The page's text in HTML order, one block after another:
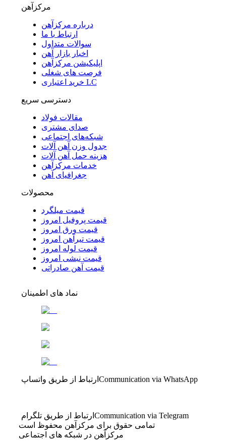
مرکزآهن
درباره مرکزآهن
ارتباط با ما
سوالات متداول
اخبار بازار آهن
اپلیکیشن مرکزآهن
فرصت های شغلی
خرید اعتباری LC
دسترسی سریع
مقالات فولاد
صدای مشتری
شبکه‌های اجتماعی
جدول وزن آهن آلات
هزینه حمل آهن آلات
خدمات مرکزآهن
جغرافیای آهن
محصولات
قیمت میلگرد
قیمت پروفیل امروز
قیمت ورق امروز
قیمت تیرآهن امروز
قیمت لوله امروز
قیمت نبشی امروز
قیمت آهن صادراتی
نماد های اطمینان
ارتباط از طریق واتساپ Communication via WhatsApp
ارتباط از طریق تلگرام Communication via Telegram
تمامی حقوق برای مرکزآهن محفوظ است
مرکزآهن در شبکه های اجتماعی